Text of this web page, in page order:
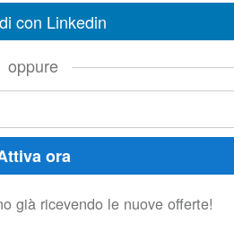
di Parma
Un/a Addetto/a Repertorio eSegreteria
consolidato, elegante...
con Linkedin
oppure
già ricevendo le nuove offerte!